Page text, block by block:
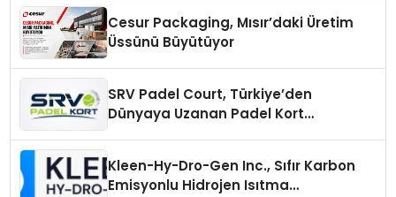
Cesur Packaging, Mısır’daki Üretim
Üssünü Büyütüyor
SRV Padel Court, Türkiye’den
Dünyaya Uzanan Padel Kort
Kleen-Hy-Dro-Gen Inc., Sıfır Karbon
Emisyonlu Hidrojen Isıtma